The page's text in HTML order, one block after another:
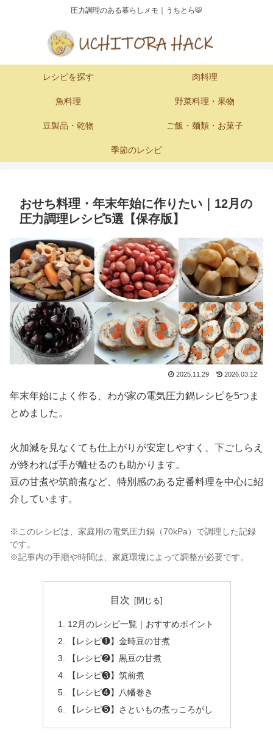
圧力調理のある暮らしメモ｜うちとら🐯
レシピを探す 肉料理
魚料理 野菜料理・果物
豆製品・乾物 ご飯・麺類・お菓子
季節のレシピ
おせち料理・年末年始に作りたい｜12月の
圧力調理レシピ5選【保存版】
2025.11.29 2026.03.12
年末年始によく作る、わが家の電気圧力鍋レシピを5つま
とめました。
火加減を見なくても仕上がりが安定しやすく、下ごしらえ
が終われば手が離せるのも助かります。
豆の甘煮や筑前煮など、特別感のある定番料理を中心に紹
介しています。
※このレシピは、家庭用の電気圧力鍋（70kPa）で調理した記録
です。
※記事内の手順や時間は、家庭環境によって調整が必要です。
目次
12月のレシピ一覧｜おすすめポイント
【レシピ❶】金時豆の甘煮
【レシピ❷】黒豆の甘煮
【レシピ❸】筑前煮
【レシピ❹】八幡巻き
【レシピ❺】さといもの煮っころがし